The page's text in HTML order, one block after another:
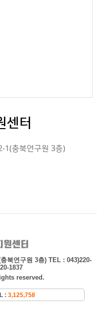
센터
1(충북연구원 3층)
북연구원 3층) TEL : 043)220-
1837
reserved.
: 3,125,758